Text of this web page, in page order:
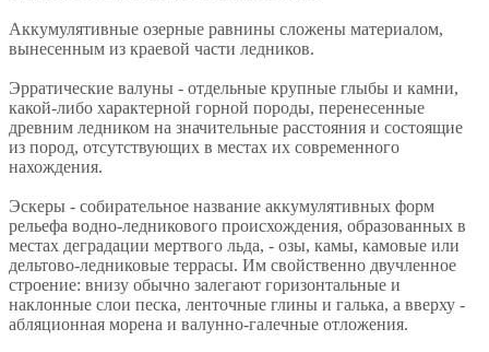
Аккумулятивные озерные равнины сложены материалом,
вынесенным из краевой части ледников.
Эрратические валуны - отдельные крупные глыбы и камни,
какой-либо характерной горной породы, перенесенные
древним ледником на значительные расстояния и состоящие
из пород, отсутствующих в местах их современного
нахождения.
Эскеры - собирательное название аккумулятивных форм
рельефа водно-ледникового происхождения, образованных в
местах деградации мертвого льда, - озы, камы, камовые или
дельтово-ледниковые террасы. Им свойственно двучленное
строение: внизу обычно залегают горизонтальные и
наклонные слои песка, ленточные глины и галька, а вверху -
абляционная морена и валунно-галечные отложения.